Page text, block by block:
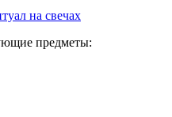
предметы: